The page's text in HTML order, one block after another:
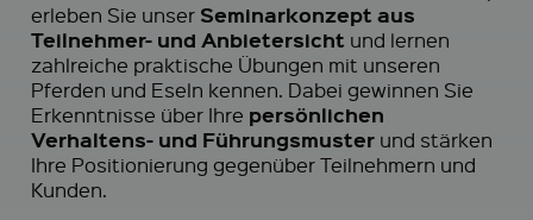
erleben Sie unser Seminarkonzept aus
Teilnehmer- und Anbietersicht und lernen
zahlreiche praktische Übungen mit unseren
Pferden und Eseln kennen. Dabei gewinnen Sie
Erkenntnisse über Ihre persönlichen
Verhaltens- und Führungsmuster und stärken
Ihre Positionierung gegenüber Teilnehmern und
Kunden.